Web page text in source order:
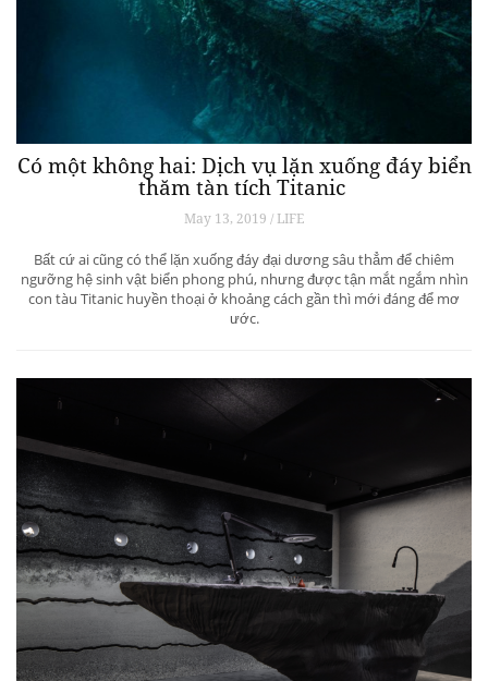
Có một không hai: Dịch vụ lặn xuống đáy biển
thăm tàn tích Titanic
May 13, 2019 / LIFE
Bất cứ ai cũng có thể lặn xuống đáy đại dương sâu thẳm để chiêm
ngưỡng hệ sinh vật biển phong phú, nhưng được tận mắt ngắm nhìn
con tàu Titanic huyền thoại ở khoảng cách gần thì mới đáng để mơ
ước.